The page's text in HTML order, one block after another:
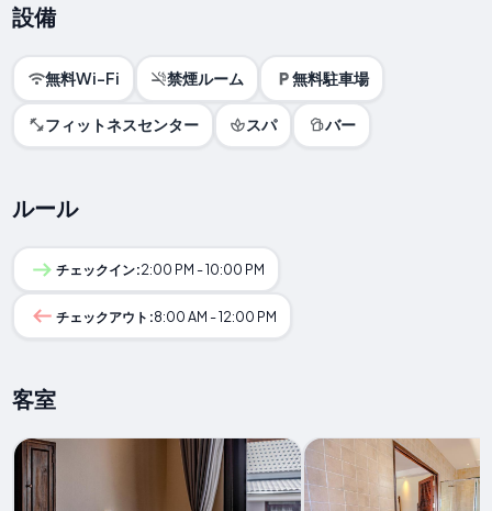
設備
無料Wi-Fi 禁煙ルーム 無料駐車場
フィットネスセンター スパ バー
ルール
チェックイン:2:00 PM - 10:00 PM
チェックアウト:8:00 AM - 12:00 PM
客室